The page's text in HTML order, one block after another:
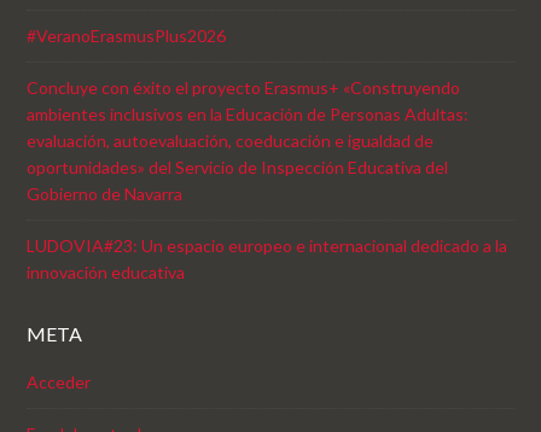
#VeranoErasmusPlus2026
Concluye con éxito el proyecto Erasmus+ «Construyendo
ambientes inclusivos en la Educación de Personas Adultas:
evaluación, autoevaluación, coeducación e igualdad de
oportunidades» del Servicio de Inspección Educativa del
Gobierno de Navarra
LUDOVIA#23: Un espacio europeo e internacional dedicado a la
innovación educativa
META
Acceder